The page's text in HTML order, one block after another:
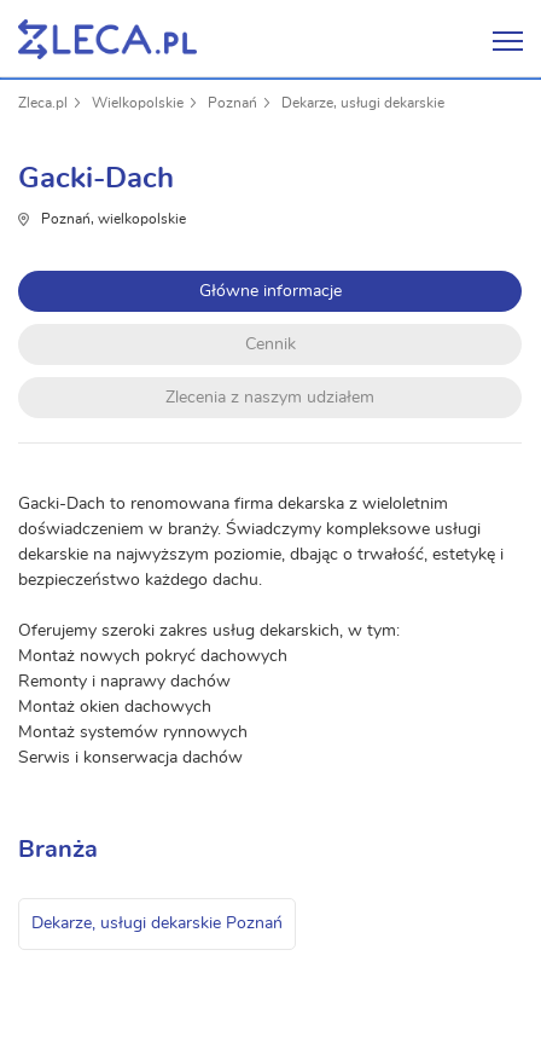
Zleca.pl Wielkopolskie Poznań Dekarze, usługi dekarskie
Gacki-Dach
Poznań, wielkopolskie
Główne informacje
Cennik
Zlecenia z naszym udziałem
Gacki-Dach to renomowana firma dekarska z wieloletnim
doświadczeniem w branży. Świadczymy kompleksowe usługi
dekarskie na najwyższym poziomie, dbając o trwałość, estetykę i
bezpieczeństwo każdego dachu.
Oferujemy szeroki zakres usług dekarskich, w tym:
Montaż nowych pokryć dachowych
Remonty i naprawy dachów
Montaż okien dachowych
Montaż systemów rynnowych
Serwis i konserwacja dachów
Branża
Dekarze, usługi dekarskie Poznań